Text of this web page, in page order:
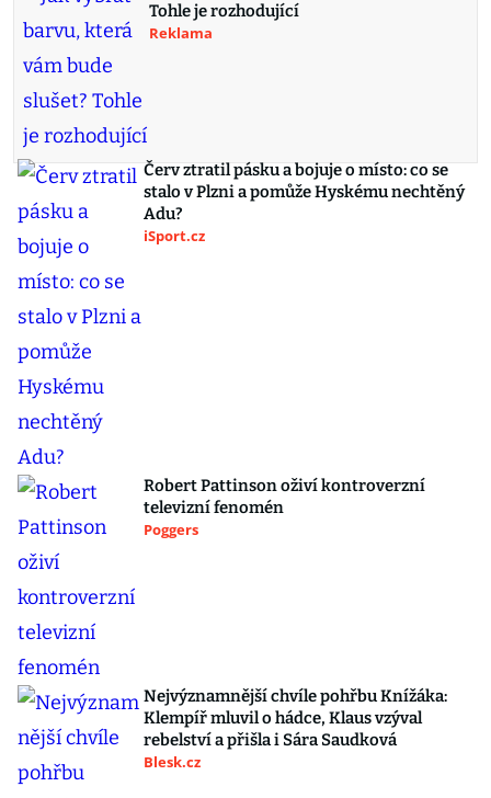
Tohle je rozhodující
Reklama
Červ ztratil pásku a bojuje o místo: co se
stalo v Plzni a pomůže Hyskému nechtěný
Adu?
iSport.cz
Robert Pattinson oživí kontroverzní
televizní fenomén
Poggers
Nejvýznamnější chvíle pohřbu Knížáka:
Klempíř mluvil o hádce, Klaus vzýval
rebelství a přišla i Sára Saudková
Blesk.cz